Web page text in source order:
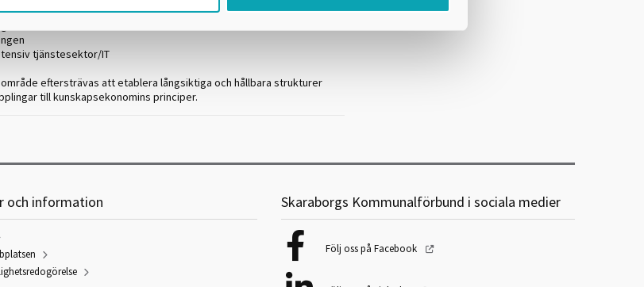
industri
tjänstesektor/IT
eftersträvas att etablera långsiktiga och hållbara strukturer
till kunskapsekonomins principer.
och information Skaraborgs Kommunalförbund i sociala medier
Följ oss på Facebook